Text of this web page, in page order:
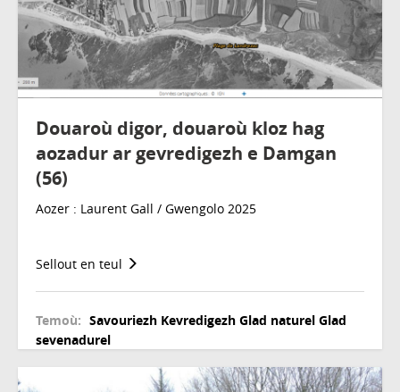
Douaroù digor, douaroù kloz hag
aozadur ar gevredigezh e Damgan
(56)
Aozer : Laurent Gall / Gwengolo 2025
Sellout en teul
Temoù: Savouriezh Kevredigezh Glad naturel Glad
sevenadurel